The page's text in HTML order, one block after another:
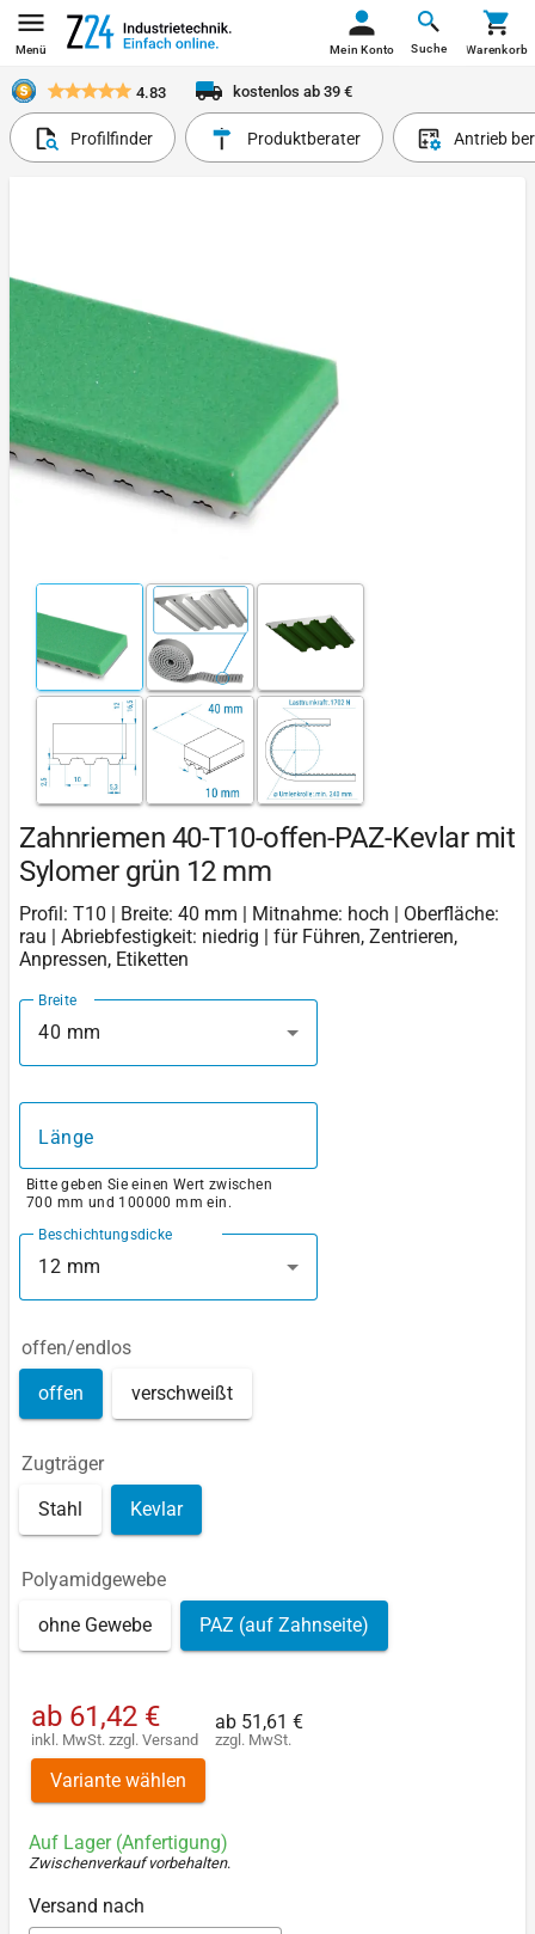
Menü Suche
Mein Konto Warenkorb
4.83 kostenlos ab 39 €
Profilfinder Produktberater Antrieb
Zahnriemen 40-T10-offen-PAZ-Kevlar mit
Sylomer grün 12 mm
Profil: T10 | Breite: 40 mm | Mitnahme: hoch | Oberfläche:
rau | Abriebfestigkeit: niedrig | für Führen, Zentrieren,
Anpressen, Etiketten
Breite
40 mm
Länge
Bitte geben Sie einen Wert zwischen
700 mm und 100000 mm ein.
Beschichtungsdicke
12 mm
offen/endlos
offen verschweißt
Zugträger
Stahl Kevlar
Polyamidgewebe
ohne Gewebe PAZ (auf Zahnseite)
ab 61,42 €
inkl. MwSt. zzgl. Versand
ab 51,61 €
zzgl. MwSt.
Variante wählen
Auf Lager (Anfertigung)
Zwischenverkauf vorbehalten.
Versand nach